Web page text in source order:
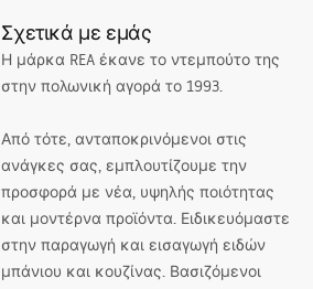
Σχετικά με εμάς
Η μάρκα REA έκανε το ντεμπούτο της
στην πολωνική αγορά το 1993.
Από τότε, ανταποκρινόμενοι στις
ανάγκες σας, εμπλουτίζουμε την
προσφορά με νέα, υψηλής ποιότητας
και μοντέρνα προϊόντα. Ειδικευόμαστε
στην παραγωγή και εισαγωγή ειδών
μπάνιου και κουζίνας. Βασιζόμενοι